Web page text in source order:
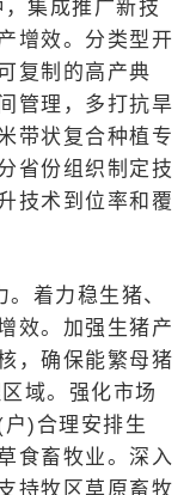
集成推广新技
增效。分类型开
复制的高产典
管理，多打抗旱
带状复合种植专
省份组织制定技
技术到位率和覆
着力稳生猪、
效。加强生猪产
，确保能繁母猪
域。强化市场
)合理安排生
食畜牧业。深入
持牧区草原畜牧